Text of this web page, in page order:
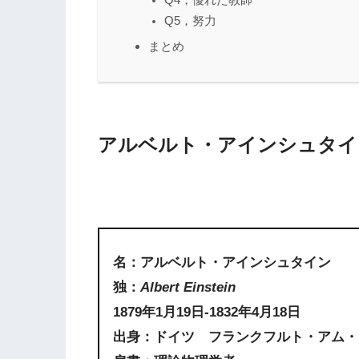
Q5，努力
まとめ
アルベルト・アインシュタ
名：アルベルト・アインシュタイン
独：Albert Einstein
1879年1月19日-1832年4月18日
出身：ドイツ フランクフルト・アム